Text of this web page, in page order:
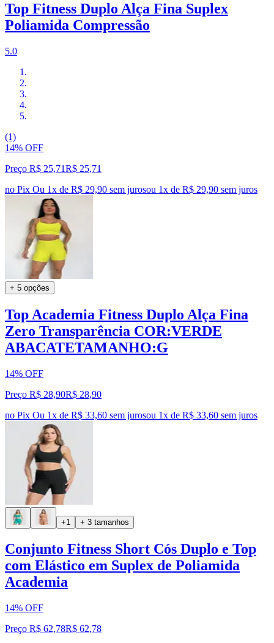
Top Fitness Duplo Alça Fina Suplex
Poliamida Compressão
5.0
(1)
14% OFF
Preço R$ 25,71R$ 25,71
no Pix Ou 1x de R$ 29,90 sem jurosou 1x de R$ 29,90 sem juros
+ 5 opções
Top Academia Fitness Duplo Alça Fina
Zero Transparência COR:VERDE
ABACATETAMANHO:G
14% OFF
Preço R$ 28,90R$ 28,90
no Pix Ou 1x de R$ 33,60 sem jurosou 1x de R$ 33,60 sem juros
+1 + 3 tamanhos
Conjunto Fitness Short Cós Duplo e Top
com Elástico em Suplex de Poliamida
Academia
14% OFF
Preço R$ 62,78R$ 62,78